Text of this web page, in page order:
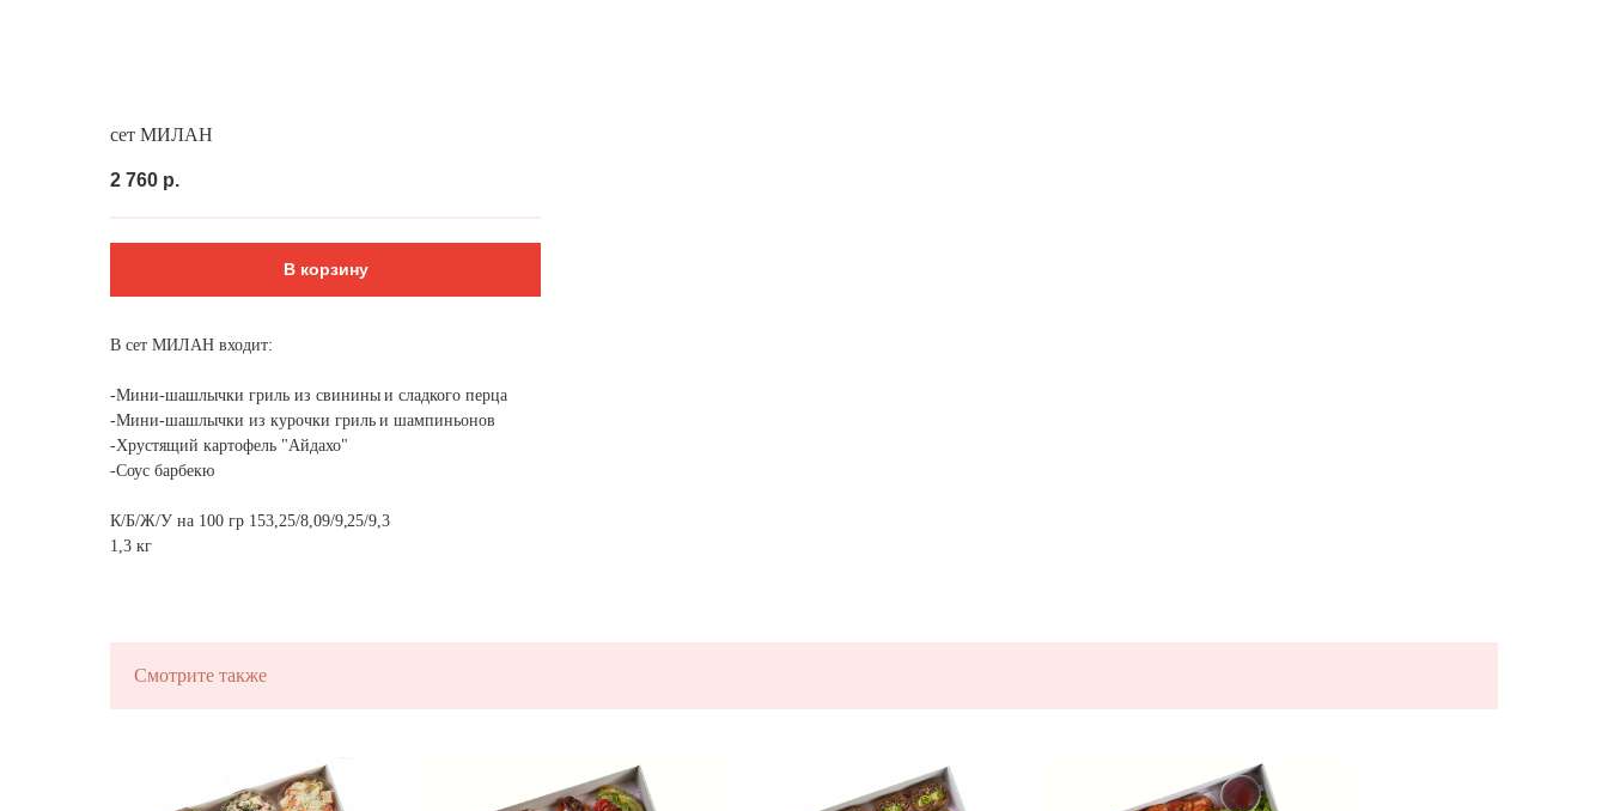
сет МИЛАН
2 760 р.
В корзину
В сет МИЛАН входит:
-Мини-шашлычки гриль из свинины и сладкого перца
-Мини-шашлычки из курочки гриль и шампиньонов
-Хрустящий картофель "Айдахо"
-Соус барбекю
К/Б/Ж/У на 100 гр 153,25/8,09/9,25/9,3
1,3 кг
Смотрите также